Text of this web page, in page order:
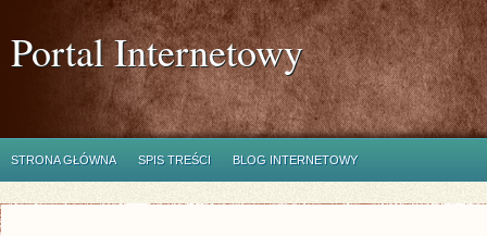
Portal Internetowy
STRONA GŁÓWNA SPIS TREŚCI BLOG INTERNETOWY